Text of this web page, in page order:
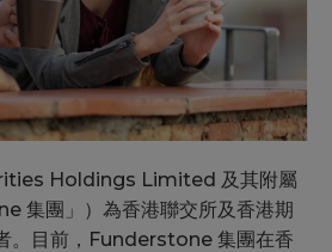
Holdings Limited 及其附屬
集團」）為香港聯交所及⾹港期
。目前，Funderstone 集團在⾹